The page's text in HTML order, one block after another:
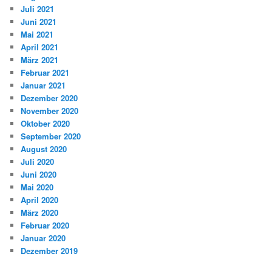
Juli 2021
Juni 2021
Mai 2021
April 2021
März 2021
Februar 2021
Januar 2021
Dezember 2020
November 2020
Oktober 2020
September 2020
August 2020
Juli 2020
Juni 2020
Mai 2020
April 2020
März 2020
Februar 2020
Januar 2020
Dezember 2019